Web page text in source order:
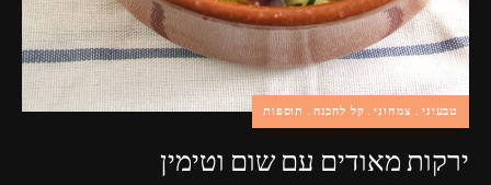
טבעוני צמחוני קל להכנה תוספות
ירקות מאודים עם שום וטימין